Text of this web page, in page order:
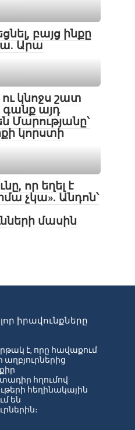
բայց ինքը
Արա
կնոջս շատ
գանք այդ
Մարությանը՝
կորստի
որ եղել է
չկա». Անդոն՝
մասին
իրավունքները
է, որը հավաքում
հղումով
հեղինակային
են